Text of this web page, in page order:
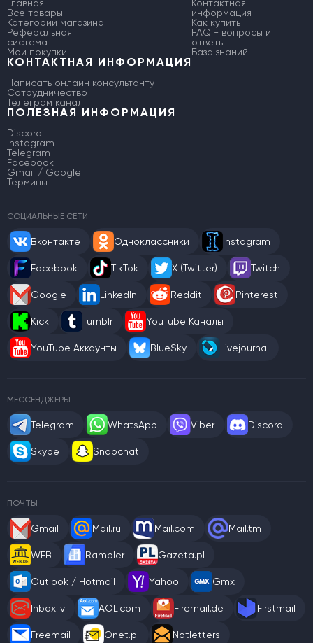
Главная
Все товары
Категории магазина
Реферальная
система
Мои покупки
Контактная
информация
Как купить
FAQ - вопросы и
ответы
База знаний
КОНТАКТНАЯ ИНФОРМАЦИЯ
Написать онлайн консультанту
Сотрудничество
Телеграм канал
ПОЛЕЗНАЯ ИНФОРМАЦИЯ
Discord
Instagram
Telegram
Facebook
Gmail / Google
Термины
СОЦИАЛЬНЫЕ СЕТИ
Вконтакте Одноклассники Instagram
Facebook TikTok X (Twitter) Twitch
Google LinkedIn Reddit Pinterest
Kick Tumblr YouTube Каналы
YouTube Аккаунты BlueSky Livejournal
МЕССЕНДЖЕРЫ
Telegram WhatsApp Viber Discord
Skype Snapchat
ПОЧТЫ
Gmail Mail.ru Mail.com Mail.tm
WEB Rambler Gazeta.pl
Outlook / Hotmail Yahoo Gmx
Inbox.lv AOL.com Firemail.de Firstmail
Freemail Onet.pl Notletters